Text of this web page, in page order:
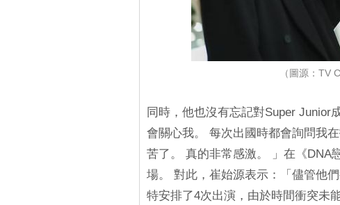
（圖源：TV
同時，他也沒有忘記對Super Junior
會關心我。 每次出國時都會詢問我
苦了。 真的非常感激。 」在《DNA
場。 對此，崔始源表示：「儘管他
特安排了4次出演，由於時間衝突未